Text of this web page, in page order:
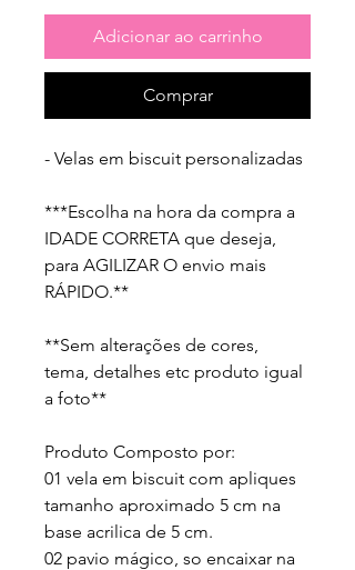
Adicionar ao carrinho
Comprar
- Velas em biscuit personalizadas
***Escolha na hora da compra a
IDADE CORRETA que deseja,
para AGILIZAR O envio mais
RÁPIDO.**
**Sem alterações de cores,
tema, detalhes etc produto igual
a foto**
Produto Composto por:
01 vela em biscuit com apliques
tamanho aproximado 5 cm na
base acrilica de 5 cm.
02 pavio mágico, so encaixar na